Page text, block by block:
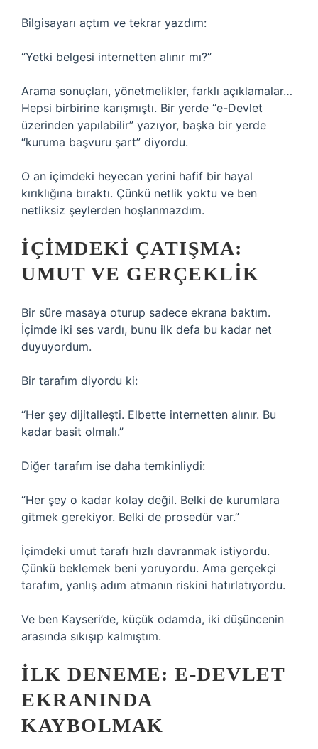
Bilgisayarı açtım ve tekrar yazdım:
“Yetki belgesi internetten alınır mı?”
Arama sonuçları, yönetmelikler, farklı açıklamalar…
Hepsi birbirine karışmıştı. Bir yerde “e-Devlet
üzerinden yapılabilir” yazıyor, başka bir yerde
“kuruma başvuru şart” diyordu.
O an içimdeki heyecan yerini hafif bir hayal
kırıklığına bıraktı. Çünkü netlik yoktu ve ben
netliksiz şeylerden hoşlanmazdım.
İÇIMDEKI ÇATIŞMA:
UMUT VE GERÇEKLIK
Bir süre masaya oturup sadece ekrana baktım.
İçimde iki ses vardı, bunu ilk defa bu kadar net
duyuyordum.
Bir tarafım diyordu ki:
“Her şey dijitalleşti. Elbette internetten alınır. Bu
kadar basit olmalı.”
Diğer tarafım ise daha temkinliydi:
“Her şey o kadar kolay değil. Belki de kurumlara
gitmek gerekiyor. Belki de prosedür var.”
İçimdeki umut tarafı hızlı davranmak istiyordu.
Çünkü beklemek beni yoruyordu. Ama gerçekçi
tarafım, yanlış adım atmanın riskini hatırlatıyordu.
Ve ben Kayseri’de, küçük odamda, iki düşüncenin
arasında sıkışıp kalmıştım.
İLK DENEME: E-DEVLET
EKRANINDA
KAYBOLMAK